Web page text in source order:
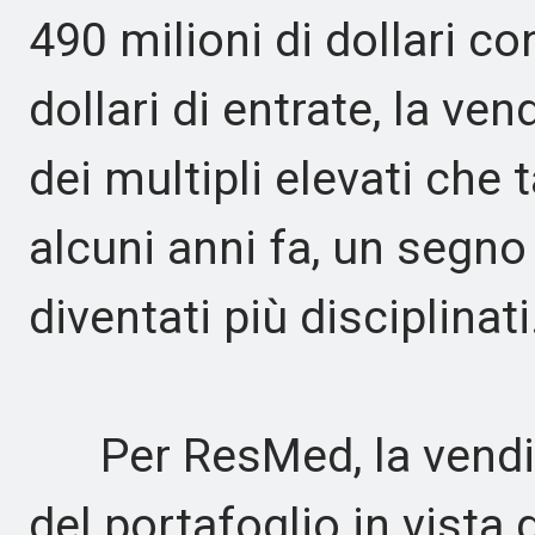
490 milioni di dollari
dollari di entrate, la
dei multipli elevati che
alcuni anni fa, un
diventati più
Per ResMed, la